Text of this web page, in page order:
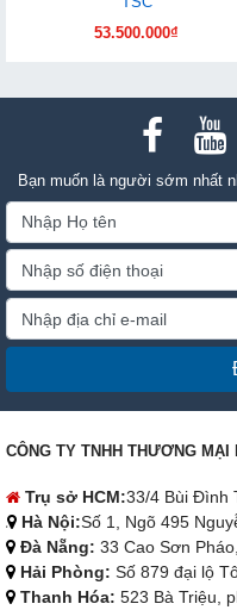
53.500.000₫
Bạn muốn là người sớm nhất
CÔNG TY TNHH THƯƠNG
Trụ sở HCM:33/4 Bùi Đình
Hà Nội:Số 1, Ngõ 495
Đà Nẵng: 33 Cao Sơn
Hải Phòng: Số 879 đại lộ
Thanh Hóa: 523 Bà Triệu,